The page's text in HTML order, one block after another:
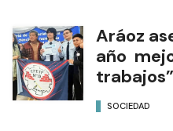
Aráoz
año
trabajos”
SOCIEDAD